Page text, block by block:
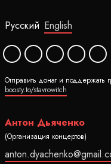
Русский English
Отправить донат и поддержать
boosty.to/stavrowitch
Антон Дьяченко
(Организация концертов)